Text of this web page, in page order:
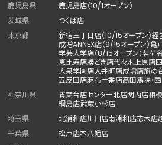
鹿児島県
鹿児島店（10/1オープン）
茨城県
つくば店
東京都
新宿三丁目店（10/15オープン）経
成増ANNEX店（9/15オープン）亀
学芸大学店（8/15オープン）茗荷
恵比寿店勝どき店代々木上原店
大泉学園店大井町店成増店旗の
五反田店麻布十番店高田馬場・
神奈川県
青葉台店センター北店関内店相
綱島店武蔵小杉店
埼玉県
北浦和店川口店南浦和店志木店
千葉県
松戸店本八幡店